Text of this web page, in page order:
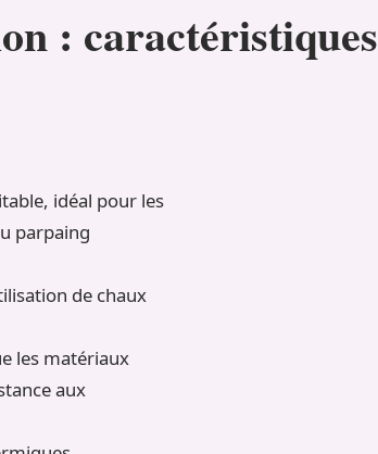
:
idéal pour les
parpaing
de chaux
les matériaux
aux